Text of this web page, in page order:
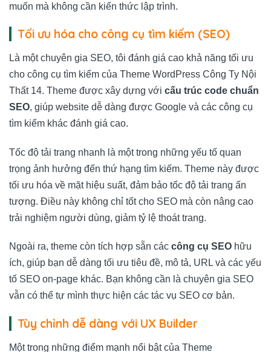
muốn mà không cần kiến thức lập trình.
Tối ưu hóa cho công cụ tìm kiếm (SEO)
Là một chuyên gia SEO, tôi đánh giá cao khả năng tối ưu
cho công cụ tìm kiếm của Theme WordPress Công Ty Nội
Thất 14. Theme được xây dựng với cấu trúc code chuẩn
SEO, giúp website dễ dàng được Google và các công cụ
tìm kiếm khác đánh giá cao.
Tốc độ tải trang nhanh là một trong những yếu tố quan
trọng ảnh hưởng đến thứ hạng tìm kiếm. Theme này được
tối ưu hóa về mặt hiệu suất, đảm bảo tốc độ tải trang ấn
tượng. Điều này không chỉ tốt cho SEO mà còn nâng cao
trải nghiệm người dùng, giảm tỷ lệ thoát trang.
Ngoài ra, theme còn tích hợp sẵn các công cụ SEO hữu
ích, giúp bạn dễ dàng tối ưu tiêu đề, mô tả, URL và các yếu
tố SEO on-page khác. Bạn không cần là chuyên gia SEO
vẫn có thể tự mình thực hiện các tác vụ SEO cơ bản.
Tùy chỉnh dễ dàng với UX Builder
Một trong những điểm mạnh nổi bật của Theme